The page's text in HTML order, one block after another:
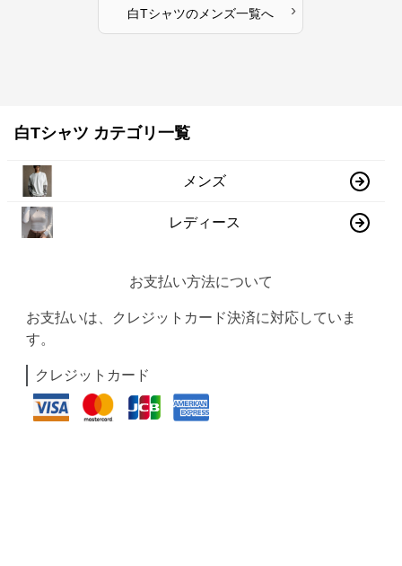
白Tシャツの メンズ一覧へ ›
白Tシャツ カテゴリ一覧
メンズ
レディース
お支払い方法について
お支払いは、クレジットカード決済に対応していま
す。
クレジットカード